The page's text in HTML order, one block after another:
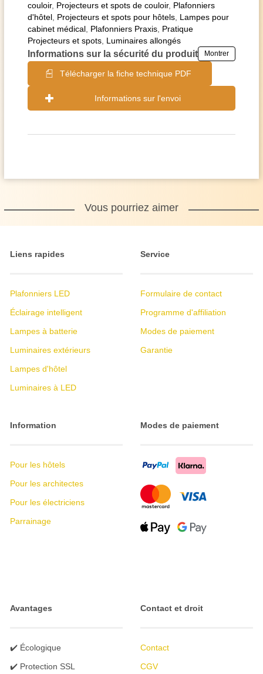
couloir, Projecteurs et spots de couloir, Plafonniers
d'hôtel Projecteurs et spots pour hôtels Lampes pour
cabinet médical Plafonniers Praxis Pratique
Projecteurs et spots Luminaires allongés
Informations sur la sécurité du produit Montrer
Télécharger la fiche technique PDF
Informations sur l'envoi
Vous pourriez aimer
Liens rapides
Plafonniers LED
Éclairage intelligent
Lampes à batterie
Luminaires extérieurs
Lampes d'hôtel
Luminaires à LED
Service
Formulaire de contact
Programme d'affiliation
Modes de paiement
Garantie
Information
Pour les hôtels
Pour les architectes
Pour les électriciens
Parrainage
Modes de paiement
Avantages
✔️ Écologique
✔️ Protection SSL
Contact et droit
Contact
CGV